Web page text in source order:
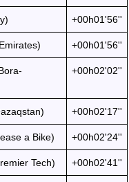
+00h01'56''
+00h01'56''
+00h02'02''
+00h02'17''
a Bike) +00h02'24''
Tech) +00h02'41''